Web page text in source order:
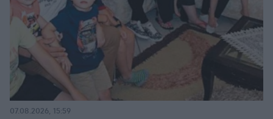
07.08.2026, 15:59